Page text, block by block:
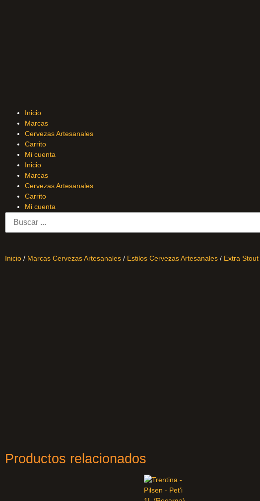
Inicio
Marcas
Cervezas Artesanales
Carrito
Mi cuenta
Inicio
Marcas
Cervezas Artesanales
Carrito
Mi cuenta
Inicio / Marcas Cervezas Artesanales / Estilos Cervezas Artesanales / Extra Stout
Productos relacionados